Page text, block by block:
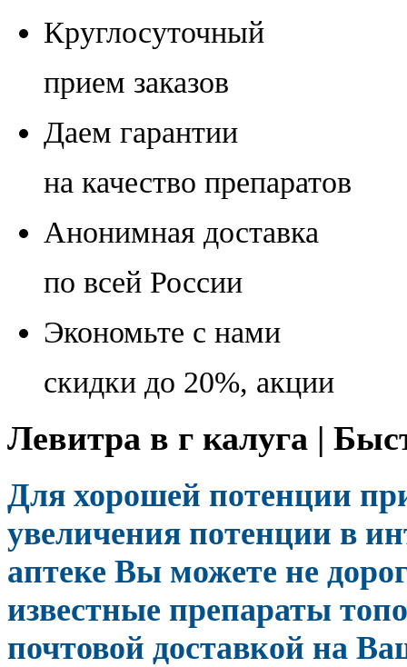
Круглосуточный
прием заказов
Даем гарантии
на качество препаратов
Анонимная доставка
по всей России
Экономьте с нами
скидки до 20%, акции
Левитра в г калуга |
Для хорошей потенции
увеличения потенции в
аптеке Вы можете не
известные препараты
почтовой доставкой на